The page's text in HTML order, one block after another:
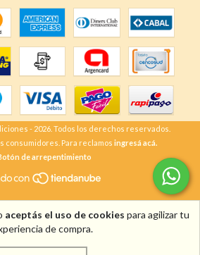
aceptás el uso de cookies para agilizar tu
de compra.
- 2026. Todos los derechos reservados.
consumidores. Para reclamos ingresá acá.
de arrepentimiento